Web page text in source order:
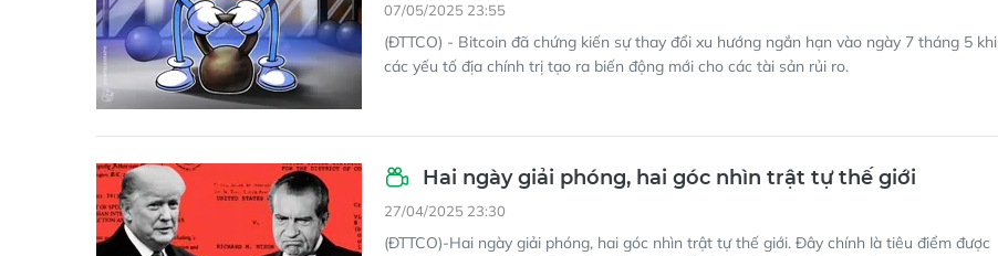
07/05/2025 23:55
(ĐTTCO) - Bitcoin đã chứng kiến ​​sự thay đổi xu hướng ngắn hạn vào ngày 7 tháng 5 khi
các yếu tố địa chính trị tạo ra biến động mới cho các tài sản rủi ro.
Hai ngày giải phóng, hai góc nhìn trật tự thế giới
27/04/2025 23:30
(ĐTTCO)-Hai ngày giải phóng, hai góc nhìn trật tự thế giới. Đây chính là tiêu điểm được